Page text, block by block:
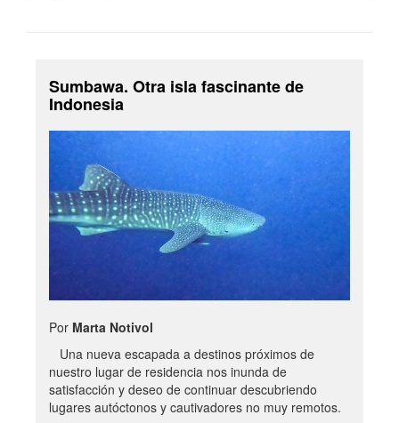
Sumbawa. Otra isla fascinante de
Indonesia
Por Marta Notivol
Una nueva escapada a destinos próximos de
nuestro lugar de residencia nos inunda de
satisfacción y deseo de continuar descubriendo
lugares autóctonos y cautivadores no muy remotos.